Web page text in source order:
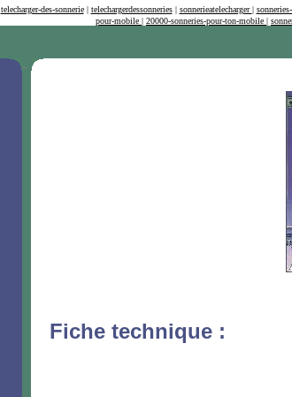
telecharger-des-sonnerie| telechargerdessonneries| sonnerieatelecharger|
pour-mobile | 20000-sonneries-pour-ton-mobile |
-
Fiche technique :